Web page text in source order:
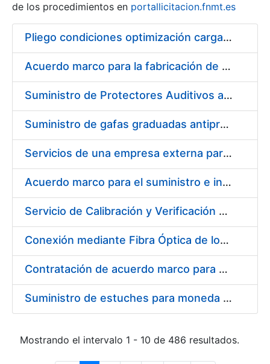
de los procedimientos en portallicitacion.fnmt.es
Pliego condiciones optimización cargas compras firmado
Acuerdo marco para la fabricación de piezas
Suministro de Protectores Auditivos a medida para las personas trabajadoras de los Centros de Trabajo de Madrid y Burgos
Suministro de gafas graduadas antiproyecciones para los trabajadores de la FNMT-RCM en los centros de trabajo de Madrid y Burgos
Servicios de una empresa externa para el asesoramiento y resolución de los recursos de alzada que se presentan relacionados con procesos de selección para la FNMT-RCM
Acuerdo marco para el suministro e instalación de persianas, estores y otros complementos
Servicio de Calibración y Verificación Externa de los Equipos de Medición del Servicio de Prevención de la FNMT-RCM
Conexión mediante Fibra Óptica de los Centros de Proceso de Datos (CPDs) de las sedes de la FNMT-RCM de Burgos y Madrid
Contratación de acuerdo marco para el Suministro de Material de Electricidad para la Fábrica Nacional de Moneda y Timbre-Real Casa de la Moneda en su centro de trabajo de Burgos
Suministro de estuches para moneda de 30 €
Mostrando el intervalo 1 - 10 de 486 resultados.